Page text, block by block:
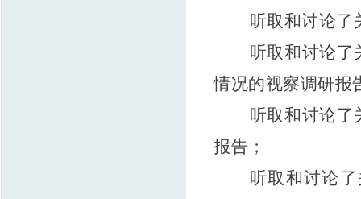
听取和讨论了
听取和讨论了
情况的视察调研报
听取和讨论了
报告；
听取和讨论